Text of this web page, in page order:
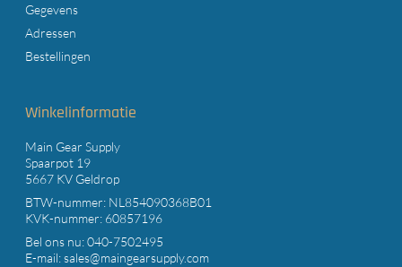
Gegevens
Adressen
Bestellingen
Winkelinformatie
Main Gear Supply
Spaarpot 19
5667 KV Geldrop
BTW-nummer: NL854090368B01
KVK-nummer: 60857196
Bel ons nu:040-7502495
E-mail:sales@maingearsupply.com